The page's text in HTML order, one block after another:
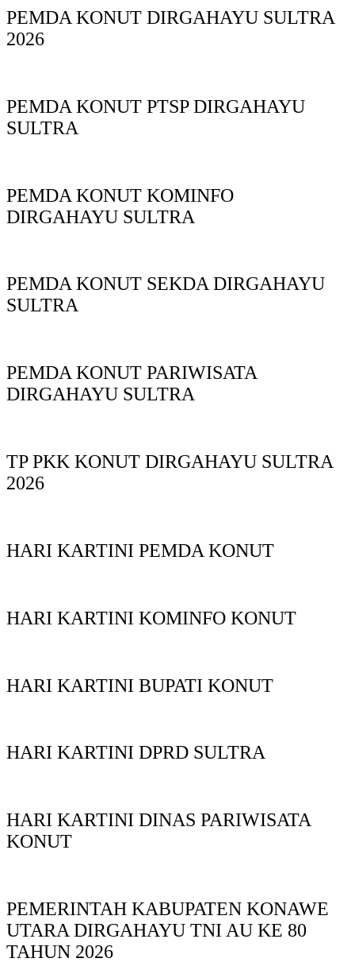
PEMDA KONUT DIRGAHAYU SULTRA
2026
PEMDA KONUT PTSP DIRGAHAYU
SULTRA
PEMDA KONUT KOMINFO
DIRGAHAYU SULTRA
PEMDA KONUT SEKDA DIRGAHAYU
SULTRA
PEMDA KONUT PARIWISATA
DIRGAHAYU SULTRA
TP PKK KONUT DIRGAHAYU SULTRA
2026
HARI KARTINI PEMDA KONUT
HARI KARTINI KOMINFO KONUT
HARI KARTINI BUPATI KONUT
HARI KARTINI DPRD SULTRA
HARI KARTINI DINAS PARIWISATA
KONUT
PEMERINTAH KABUPATEN KONAWE
UTARA DIRGAHAYU TNI AU KE 80
TAHUN 2026